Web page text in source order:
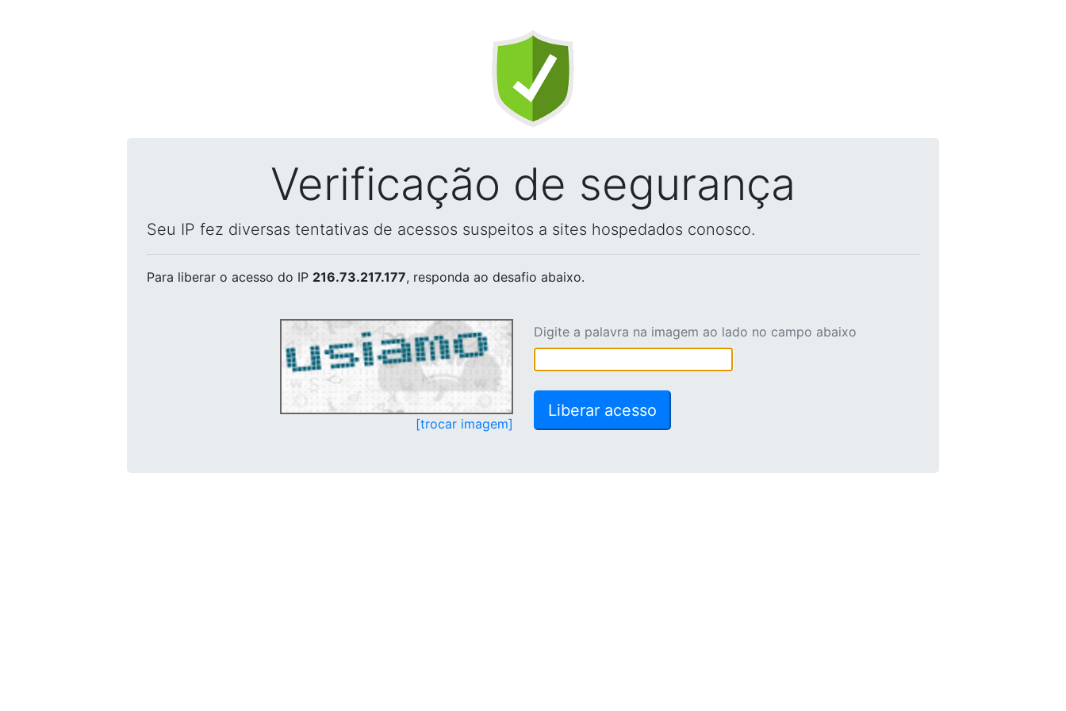
Verificação de segurança
Seu IP fez diversas tentativas de acessos suspeitos a sites hospedados conosco.
Para liberar o acesso do IP 216.73.217.177, responda ao desafio abaixo.
[trocar imagem]
Digite a palavra na imagem ao lado no campo abaixo